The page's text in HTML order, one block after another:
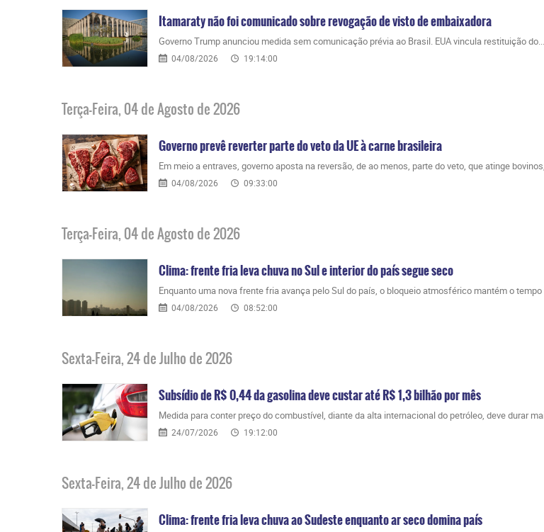
Itamaraty não foi comunicado sobre revogação de visto de embaixadora
Governo Trump anunciou medida sem comunicação prévia ao Brasil. EUA vincula restituição do...
04/08/2026 19:14:00
Terça-Feira, 04 de Agosto de 2026
Governo prevê reverter parte do veto da UE à carne brasileira
Em meio a entraves, governo aposta na reversão, de ao menos, parte do veto, que atinge
04/08/2026 09:33:00
Terça-Feira, 04 de Agosto de 2026
Clima: frente fria leva chuva no Sul e interior do país segue seco
Enquanto uma nova frente fria avança pelo Sul do país, o bloqueio atmosférico mantém o tempo
04/08/2026 08:52:00
Sexta-Feira, 24 de Julho de 2026
Subsídio de R$ 0,44 da gasolina deve custar até R$ 1,3 bilhão por mês
Medida para conter preço do combustível, diante da alta internacional do petróleo, deve durar
24/07/2026 19:12:00
Sexta-Feira, 24 de Julho de 2026
Clima: frente fria leva chuva ao Sudeste enquanto ar seco domina país